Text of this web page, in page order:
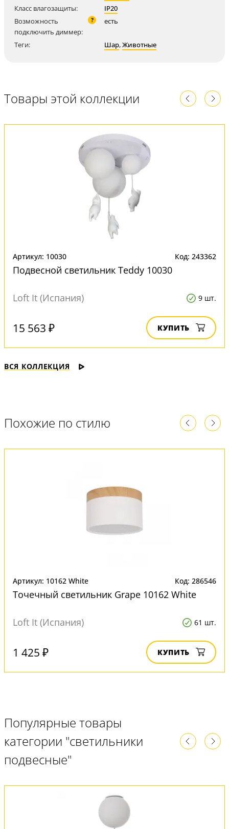
Класс влагозащиты:
IP20
Возможность
подключить диммер:
? есть
Теги: Шар,Животные
Товары этой коллекции
Артикул: 10030 Код: 243362
Подвесной светильник Teddy 10030
Loft It (Испания) 9 шт.
15 563 ₽ КУПИТЬ
ВСЯ КОЛЛЕКЦИЯ
Похожие по стилю
Артикул: 10162 White Код: 286546
Точечный светильник Grape 10162 White
Loft It (Испания) 61 шт.
1 425 ₽ КУПИТЬ
Популярные товары
категории "светильники
подвесные"